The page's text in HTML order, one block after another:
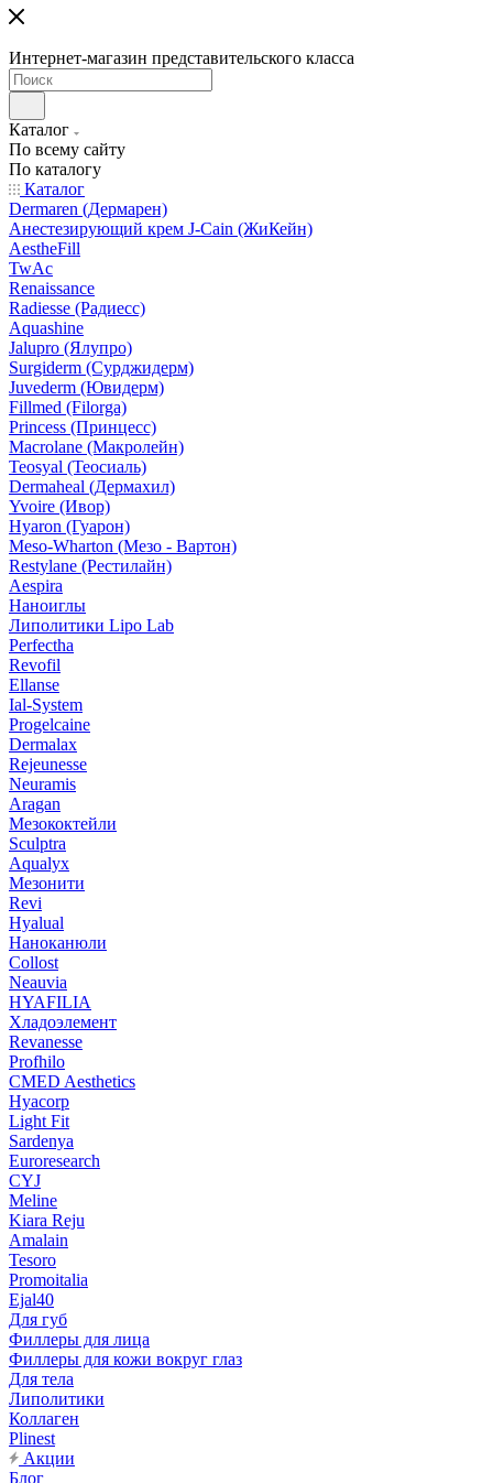
Интернет-магазин представительского класса
Каталог
По всему сайту
По каталогу
Каталог
Dermaren (Дермарен)
Анестезирующий крем J-Cain (ЖиКейн)
AestheFill
TwAc
Renaissance
Radiesse (Радиесс)
Aquashine
Jalupro (Ялупро)
Surgiderm (Сурджидерм)
Juvederm (Ювидерм)
Fillmed (Filorga)
Princess (Принцесс)
Macrolane (Макролейн)
Teosyal (Теосиаль)
Dermaheal (Дермахил)
Yvoire (Ивор)
Hyaron (Гуарон)
Meso-Wharton (Мезо - Вартон)
Restylane (Рестилайн)
Aespira
Наноиглы
Липолитики Lipo Lab
Perfectha
Revofil
Ellanse
Ial-System
Progelcaine
Dermalax
Rejeunesse
Neuramis
Aragan
Мезококтейли
Sculptra
Aqualyx
Мезонити
Revi
Hyalual
Наноканюли
Collost
Neauvia
HYAFILIA
Хладоэлемент
Revanesse
Profhilo
CMED Aesthetics
Hyacorp
Light Fit
Sardenya
Euroresearch
CYJ
Meline
Kiara Reju
Amalain
Tesoro
Promoitalia
Ejal40
Для губ
Филлеры для лица
Филлеры для кожи вокруг глаз
Для тела
Липолитики
Коллаген
Plinest
Акции
Блог